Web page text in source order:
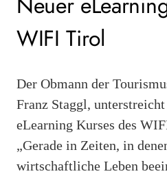
WIFI Tirol
Der Obmann der
Franz Staggl,
eLearning Kurses des
„Gerade in Zeiten, in
wirtschaftliche Leben